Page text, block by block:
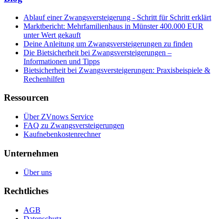
Ablauf einer Zwangsversteigerung - Schritt für Schritt erklärt
Marktbericht: Mehrfamilienhaus in Münster 400.000 EUR
unter Wert gekauft
Deine Anleitung um Zwangsversteigerungen zu finden
Die Bietsicherheit bei Zwangsversteigerungen –
Informationen und Tipps
Bietsicherheit bei Zwangsversteigerungen: Praxisbeispiele &
Rechenhilfen
Ressourcen
Über ZVnows Service
FAQ zu Zwangsversteigerungen
Kaufnebenkostenrechner
Unternehmen
Über uns
Rechtliches
AGB